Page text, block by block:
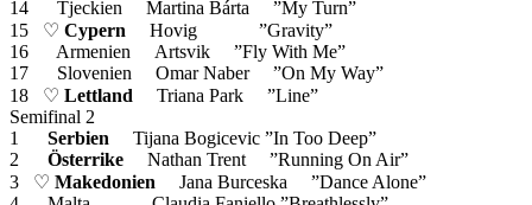
14 Tjeckien Martina Bárta ”My Turn”
15 ♡ Cypern Hovig ”Gravity”
16 Armenien Artsvik ”Fly With Me”
17 Slovenien Omar Naber ”On My Way”
18 ♡ Lettland Triana Park ”Line”
Semifinal 2
1 Serbien
Tijana Bogicevic ”In Too Deep”
2 Österrike Nathan Trent ”Running On Air”
3 ♡ Makedonien Jana Burceska ”Dance Alone”